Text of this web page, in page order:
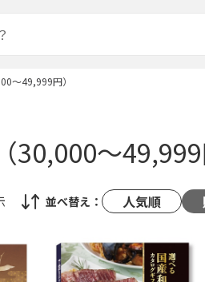
～49,999円）
30,000～49,999
並べ替え： 人気順